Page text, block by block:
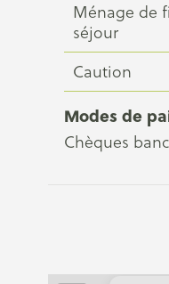
Ménage de
séjour
Caution
Modes de
Chèques